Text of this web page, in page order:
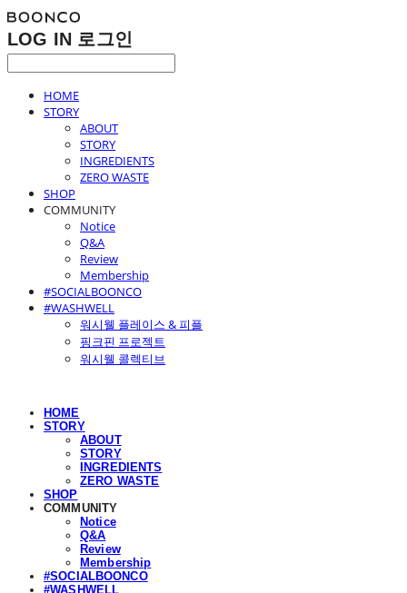
LOG IN 로그인
HOME
STORY
ABOUT
STORY
INGREDIENTS
ZERO WASTE
SHOP
COMMUNITY
Notice
Q&A
Review
Membership
#SOCIALBOONCO
#WASHWELL
워시웰 플레이스 & 피플
핑크핀 프로젝트
워시웰 콜렉티브
HOME
STORY
ABOUT
STORY
INGREDIENTS
ZERO WASTE
SHOP
COMMUNITY
Notice
Q&A
Review
Membership
#SOCIALBOONCO
#WASHWELL